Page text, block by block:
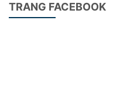
TRANG FACEBOOK